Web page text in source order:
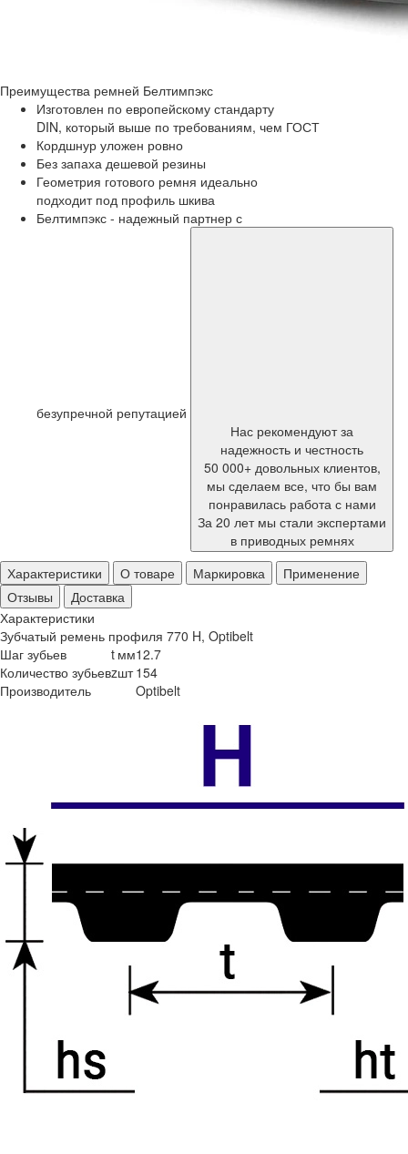
Преимущества ремней Белтимпэкс
Изготовлен по европейскому стандарту
DIN, который выше по требованиям, чем ГОСТ
Кордшнур уложен ровно
Без запаха дешевой резины
Геометрия готового ремня идеально
подходит под профиль шкива
Белтимпэкс - надежный партнер с
безупречной репутацией
Нас рекомендуют за
надежность и честность
50 000+ довольных клиентов,
мы сделаем все, что бы вам
понравилась работа с нами
За 20 лет мы стали экспертами
в приводных ремнях
Характеристики
О товаре Маркировка
Применение
Отзывы
Доставка
Характеристики
Зубчатый ремень профиля 770 H, Optibelt
Шаг зубьев
t мм12.7
Количество зубьевzшт 154
Производитель
Optibelt